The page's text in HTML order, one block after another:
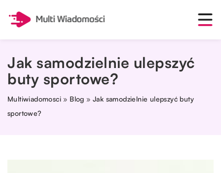
Jak samodzielnie ulepszyć
buty sportowe?
Multiwiadomosci » Blog »Jak samodzielnie ulepszyć buty
sportowe?